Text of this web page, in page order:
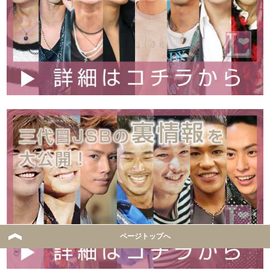
ページトップへ